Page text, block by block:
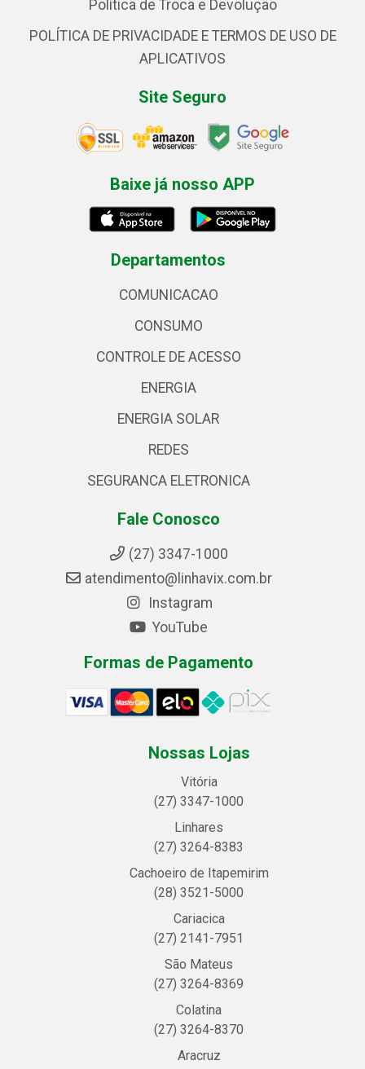
Política de Troca e Devolução
POLÍTICA DE PRIVACIDADE E TERMOS DE USO DE
APLICATIVOS
Site Seguro
Baixe já nosso APP
Departamentos
COMUNICACAO
CONSUMO
CONTROLE DE ACESSO
ENERGIA
ENERGIA SOLAR
REDES
SEGURANCA ELETRONICA
Fale Conosco
(27) 3347-1000
atendimento@linhavix.com.br
Instagram
YouTube
Formas de Pagamento
Nossas Lojas
Vitória
(27) 3347-1000
Linhares
(27) 3264-8383
Cachoeiro de Itapemirim
(28) 3521-5000
Cariacica
(27) 2141-7951
São Mateus
(27) 3264-8369
Colatina
(27) 3264-8370
Aracruz